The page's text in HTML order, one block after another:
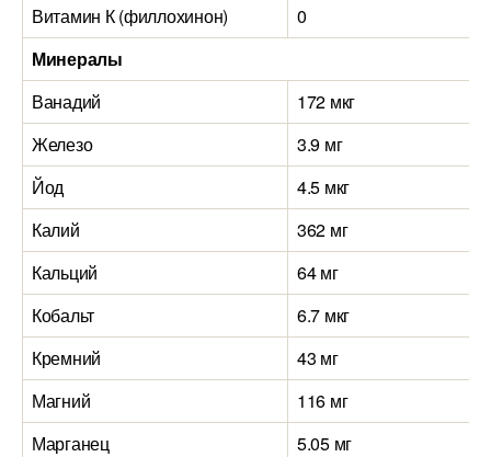
Витамин К (филлохинон)
0
Минералы
Ванадий
172 мкг
Железо
3.9 мг
Йод
4.5 мкг
Калий
362 мг
Кальций
64 мг
Кобальт
6.7 мкг
Кремний
43 мг
Магний
116 мг
Марганец
5.05 мг